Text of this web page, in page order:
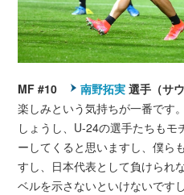
MF #10 南野拓実 選手（サ
楽しみという気持ちが一番です
しょうし、U-24の選手たちも
ーしてくると思いますし、僕ら
すし、日本代表として負けられ
ベルを示さないといけないです